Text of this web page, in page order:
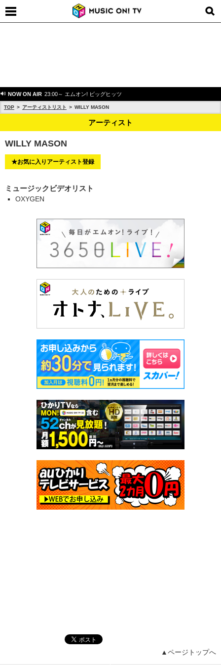
NOW ON AIR 23:00～ エムオン! ビッグヒッツ
TOP アーティストリスト WILLY MASON
アーティスト
WILLY MASON
★お気に入りアーティスト登録
ミュージックビデオリスト
OXYGEN
▲ページトップへ